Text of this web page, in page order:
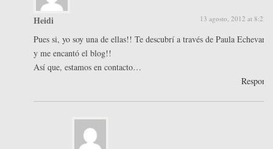
Heidi 13 agosto, 2012 at 8:22
Pues si, yo soy una de ellas!! Te descubrí a través de Paula
y me encantó el blog!!
Así que, estamos en contacto…